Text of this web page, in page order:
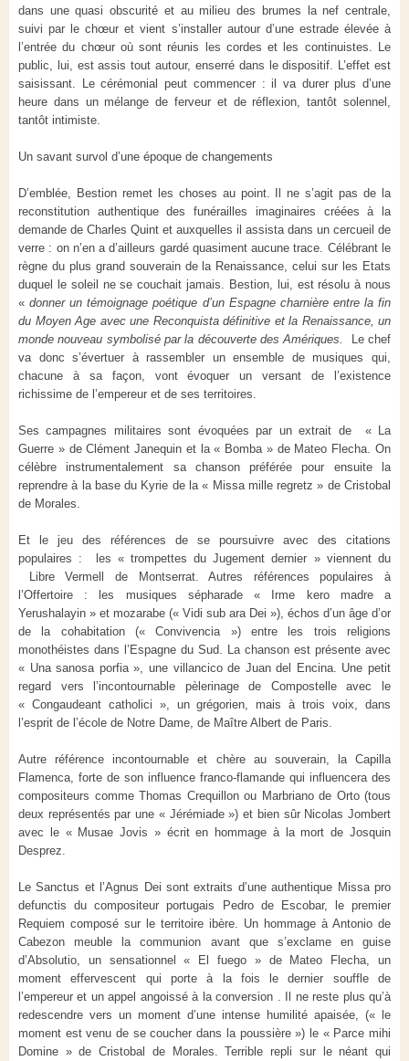
dans une quasi obscurité et au milieu des brumes la nef centrale,
suivi par le chœur et vient s’installer autour d’une estrade élevée à
l’entrée du chœur où sont réunis les cordes et les continuistes. Le
public, lui, est assis tout autour, enserré dans le dispositif. L’effet est
saisissant. Le cérémonial peut commencer : il va durer plus d’une
heure dans un mélange de ferveur et de réflexion, tantôt solennel,
tantôt intimiste.
Un savant survol d’une époque de changements
D’emblée, Bestion remet les choses au point. Il ne s’agit pas de la
reconstitution authentique des funérailles imaginaires créées à la
demande de Charles Quint et auxquelles il assista dans un cercueil de
verre : on n’en a d’ailleurs gardé quasiment aucune trace. Célébrant le
règne du plus grand souverain de la Renaissance, celui sur les Etats
duquel le soleil ne se couchait jamais. Bestion, lui, est résolu à nous
«donner un témoignage poétique d’un Espagne charnière entre la fin
du Moyen Age avec une Reconquista définitive et la Renaissance, un
monde nouveau symbolisé par la découverte des Amériques. Le chef
va donc s’évertuer à rassembler un ensemble de musiques qui,
chacune à sa façon, vont évoquer un versant de l’existence
richissime de l’empereur et de ses territoires.
Ses campagnes militaires sont évoquées par un extrait de « La
Guerre » de Clément Janequin et la « Bomba » de Mateo Flecha. On
célèbre instrumentalement sa chanson préférée pour ensuite la
reprendre à la base du Kyrie de la « Missa mille regretz » de Cristobal
de Morales.
Et le jeu des références de se poursuivre avec des citations
populaires : les « trompettes du Jugement dernier » viennent du
Libre Vermell de Montserrat. Autres références populaires à
l’Offertoire : les musiques sépharade « Irme kero madre a
Yerushalayin » et mozarabe (« Vidi sub ara Dei »), échos d’un âge d’or
de la cohabitation (« Convivencia ») entre les trois religions
monothéistes dans l’Espagne du Sud. La chanson est présente avec
« Una sanosa porfia », une villancico de Juan del Encina. Une petit
regard vers l’incontournable pèlerinage de Compostelle avec le
« Congaudeant catholici », un grégorien, mais à trois voix, dans
l’esprit de l’école de Notre Dame, de Maître Albert de Paris.
Autre référence incontournable et chère au souverain, la Capilla
Flamenca, forte de son influence franco-flamande qui influencera des
compositeurs comme Thomas Crequillon ou Marbriano de Orto (tous
deux représentés par une « Jérémiade ») et bien sûr Nicolas Jombert
avec le « Musae Jovis » écrit en hommage à la mort de Josquin
Desprez.
Le Sanctus et l’Agnus Dei sont extraits d’une authentique Missa pro
defunctis du compositeur portugais Pedro de Escobar, le premier
Requiem composé sur le territoire ibère. Un hommage à Antonio de
Cabezon meuble la communion avant que s’exclame en guise
d’Absolutio, un sensationnel « El fuego » de Mateo Flecha, un
moment effervescent qui porte à la fois le dernier souffle de
l’empereur et un appel angoissé à la conversion . Il ne reste plus qu’à
redescendre vers un moment d’une intense humilité apaisée, (« le
moment est venu de se coucher dans la poussière ») le « Parce mihi
Domine » de Cristobal de Morales. Terrible repli sur le néant qui